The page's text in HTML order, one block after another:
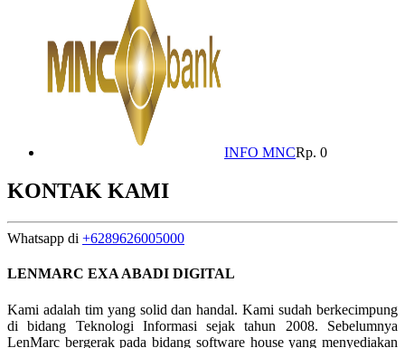
INFO MNCRp. 0
KONTAK KAMI
Whatsapp di +6289626005000
LENMARC EXA ABADI DIGITAL
Kami adalah tim yang solid dan handal. Kami sudah berkecimpung
di bidang Teknologi Informasi sejak tahun 2008. Sebelumnya
LenMarc bergerak pada bidang software house yang menyediakan